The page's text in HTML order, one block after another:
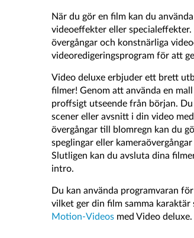
När du gör en film kan du
videoeffekter eller
övergångar och konstnärliga
videoredigeringsprogram för att
Video deluxe erbjuder ett brett
filmer! Genom att använda en
proffsigt utseende från början.
scener eller avsnitt i din video
övergångar till blomregn kan du
speglingar eller
Slutligen kan du avsluta dina
intro.
Du kan använda programvaran
vilket ger din film samma karaktär
Motion-Videos med Video deluxe.